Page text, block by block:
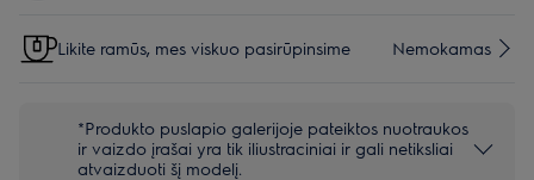
Likite ramūs, mes viskuo pasirūpinsime Nemokamas
*Produkto puslapio galerijoje pateiktos nuotraukos
ir vaizdo įrašai yra tik iliustraciniai ir gali netiksliai
atvaizduoti šį modelį.